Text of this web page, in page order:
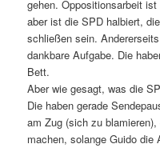
gehen. Oppositionsarbeit
aber ist die SPD halbiert,
schließen sein.
dankbare Aufgabe. Die
Bett.
Aber wie gesagt, was die
Die haben gerade
am Zug (sich zu
machen, solange Guido